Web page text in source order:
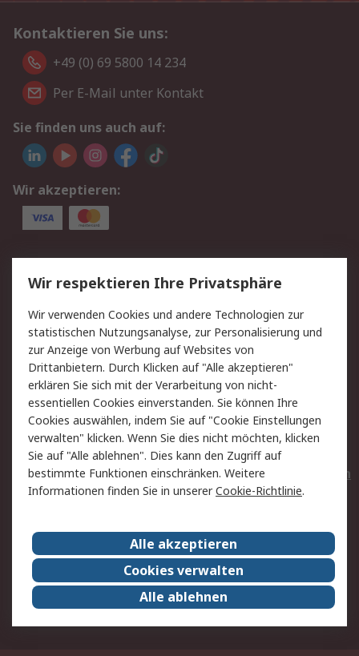
Kontaktieren Sie uns:
+49 (0) 69 5800 14 234
Per E-Mail unter Kontakt
Sie finden uns auch auf:
Wir akzeptieren:
Service
Value Added Services
Lieferlösungen
Rücksendungen
Kontakt
Hilfe
Privatkunden
Rechtliches
AGB
Datenschutz
Cookie-Richtlinie
Zahlungsbedingungen
Copyright/Impressum
Entsorgung
Elektrogeräte/Batterien
RS weltweit
Karriere bei RS
Nachhaltigkeit
Qualität/Umwelt/ZertifikatePresse-Center
Event-Center
Wir respektieren Ihre Privatsphäre
Wir verwenden Cookies und andere Technologien zur
statistischen Nutzungsanalyse, zur Personalisierung und
zur Anzeige von Werbung auf Websites von
Drittanbietern. Durch Klicken auf "Alle akzeptieren"
erklären Sie sich mit der Verarbeitung von nicht-
essentiellen Cookies einverstanden. Sie können Ihre
Cookies auswählen, indem Sie auf "Cookie Einstellungen
verwalten" klicken. Wenn Sie dies nicht möchten, klicken
Sie auf "Alle ablehnen". Dies kann den Zugriff auf
bestimmte Funktionen einschränken. Weitere
Informationen finden Sie in unsererCookie-Richtlinie.
Alle akzeptieren
Cookies verwalten
Alle ablehnen